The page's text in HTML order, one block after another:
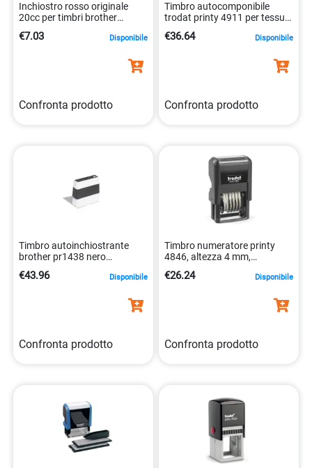
Inchiostro rosso originale
20cc per timbri brother
€7.03 Disponibile
Confronta prodotto
Timbro autocomponibile
trodat printy 4911 per tessuti
9008056432784
€36.64 Disponibile
Confronta prodotto
Timbro autoinchiostrante
brother pr1438 nero
€43.96 Disponibile
Confronta prodotto
Timbro numeratore printy
4846, altezza 4 mm,
190084115940
€26.24 Disponibile
Confronta prodotto